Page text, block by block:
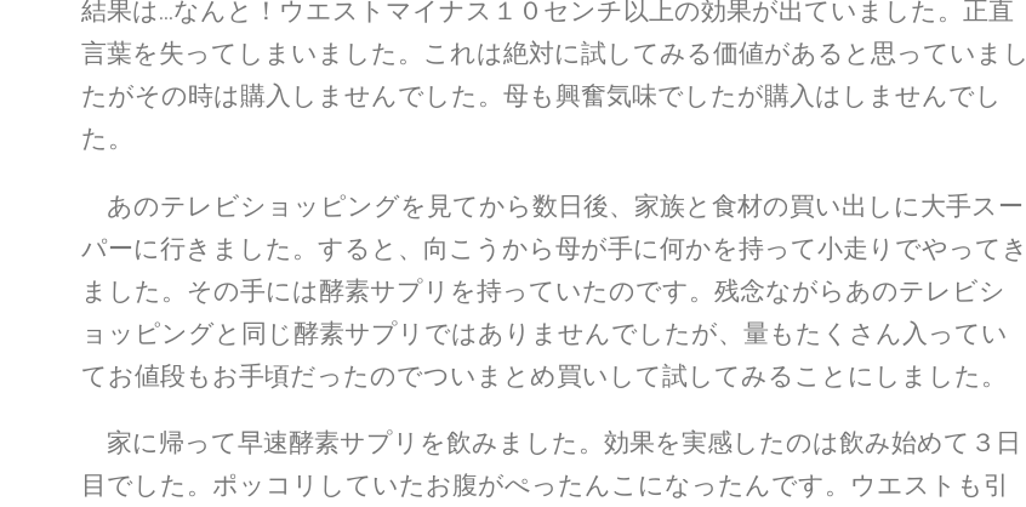
結果は…なんと！ウエストマイナス１０センチ以上の効果が出ていました。正直
言葉を失ってしまいました。これは絶対に試してみる価値があると思っていまし
たがその時は購入しませんでした。母も興奮気味でしたが購入はしませんでし
た。
あのテレビショッピングを見てから数日後、家族と食材の買い出しに大手スー
パーに行きました。すると、向こうから母が手に何かを持って小走りでやってき
ました。その手には酵素サプリを持っていたのです。残念ながらあのテレビシ
ョッピングと同じ酵素サプリではありませんでしたが、量もたくさん入ってい
てお値段もお手頃だったのでついまとめ買いして試してみることにしました。
家に帰って早速酵素サプリを飲みました。効果を実感したのは飲み始めて３日
目でした。ポッコリしていたお腹がぺったんこになったんです。ウエストも引